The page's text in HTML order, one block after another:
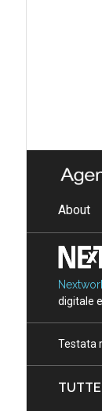
About
digitale
Testata